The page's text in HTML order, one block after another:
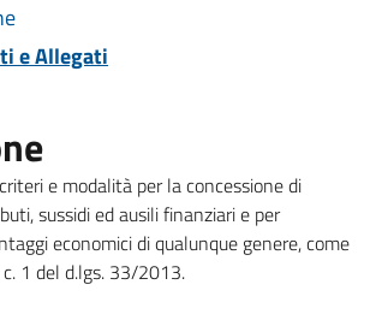
e Allegati
e modalità per la concessione di
sussidi ed ausili finanziari e per
economici di qualunque genere, come
1 del d.lgs. 33/2013.